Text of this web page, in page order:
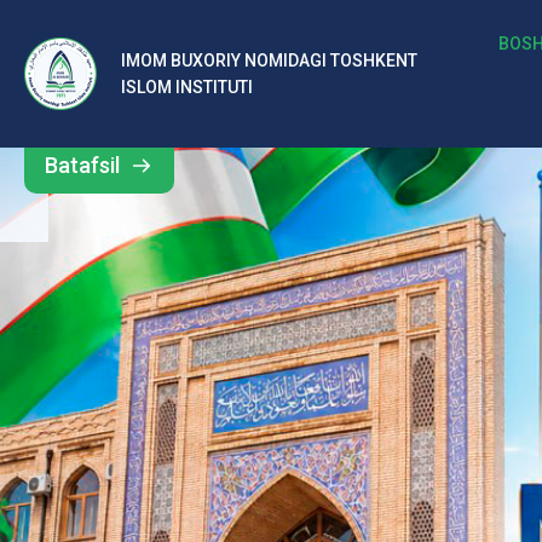
IMOM BUXORIY NOMIDAGI TOSHKENT
ISLOM INSTITUTI
b
al
ar
o‘
rt
a
si
d
Barcha
yangiliklar
Batafsil